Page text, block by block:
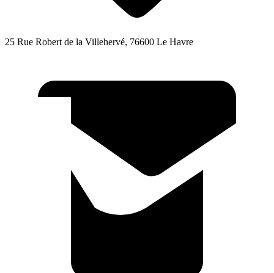
25 Rue Robert de la Villehervé, 76600 Le Havre